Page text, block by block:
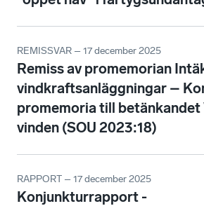
REMISSVAR – 17 december 2025
Remiss av promemorian
vindkraftsanläggningar –
promemoria till betänkandet
vinden (SOU 2023:18)
RAPPORT – 17 december 2025
Konjunkturrapport -